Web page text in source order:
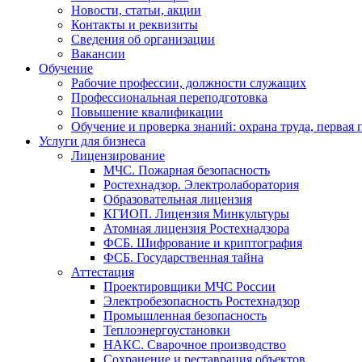
Новости, статьи, акции
Контакты и реквизиты
Сведения об организации
Вакансии
Обучение
Рабочие профессии, должности служащих
Профессиональная переподготовка
Повышение квалификации
Обучение и проверка знаний: охрана труда,
Услуги для бизнеса
Лицензирование
МЧС. Пожарная безопасность
Ростехнадзор. Электролаборатория
Образовательная лицензия
КГИОП. Лицензия Минкультуры
Атомная лицензия Ростехнадзора
ФСБ. Шифрование и криптография
ФСБ. Государственная тайна
Аттестация
Проектировщики МЧС России
Электробезопасность Ростехнадзор
Промышленная безопасность
Теплоэнергоустановки
НАКС. Сварочное производство
Сохранение и реставрация объектов